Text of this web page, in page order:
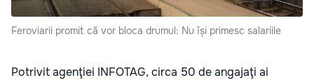
Feroviarii promit că vor bloca drumul: Nu își primesc salariile
Potrivit agenţiei INFOTAG, circa 50 de angajaţi ai